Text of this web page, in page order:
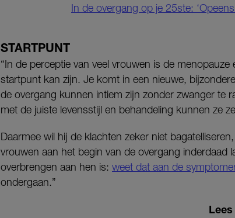
In de overgang op je 25ste:
STARTPUNT
“In de perceptie van veel vrouwen is de
startpunt kan zijn. Je komt in een nieuwe,
de overgang kunnen intiem zijn zonder zwanger te
met de juiste levensstijl en behandeling kunnen ze
Daarmee wil hij de klachten zeker niet
vrouwen aan het begin van de overgang inderdaad
overbrengen aan hen is: weet dat aan de
ondergaan.”